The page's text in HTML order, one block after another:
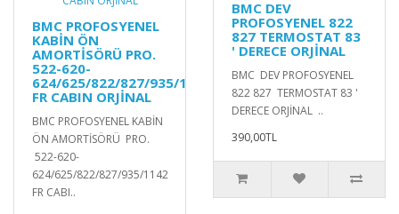
BMC PROFOSYENEL
KABİN ÖN
AMORTİSÖRÜ PRO.
522-620-
624/625/822/827/935/1142
FR CABIN ORJİNAL
BMC PROFOSYENEL KABİN
ÖN AMORTİSÖRÜ PRO.
522-620-
624/625/822/827/935/1142
FR CABI..
BMC DEV
PROFOSYENEL 822
827 TERMOSTAT 83
' DERECE ORJİNAL
BMC DEV PROFOSYENEL
822 827 TERMOSTAT 83 '
DERECE ORJİNAL ..
390,00TL